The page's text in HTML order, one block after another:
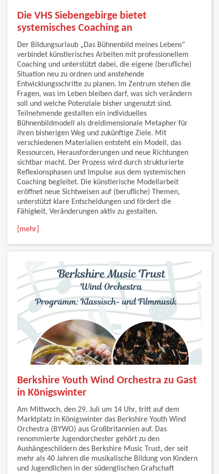
Die VHS Siebengebirge bietet
systemisches Coaching an
Der Bildungsurlaub „Das Bühnenbild meines Lebens“
verbindet künstlerisches Arbeiten mit professionellem
Coaching und unterstützt dabei, die eigene (berufliche)
Situation neu zu ordnen und anstehende
Entwicklungsschritte zu planen. Im Zentrum stehen die
Fragen, was im Leben bleiben darf, was sich verändern
soll und welche Potenziale bisher ungenutzt sind.
Teilnehmende gestalten ein individuelles
Bühnenbildmodell als dreidimensionale Metapher für
ihren bisherigen Weg und zukünftige Ziele. Mit
verschiedenen Materialien entsteht ein Modell, das
Ressourcen, Herausforderungen und neue Richtungen
sichtbar macht. Der Prozess wird durch strukturierte
Reflexionsphasen und Impulse aus dem systemischen
Coaching begleitet. Die künstlerische Modellarbeit
eröffnet neue Sichtweisen auf (berufliche) Themen,
unterstützt klare Entscheidungen und fördert die
Fähigkeit, Veränderungen aktiv zu gestalten.
[mehr]
Berkshire Youth Wind Orchestra zu Gast
in Königswinter
Am Mittwoch, den 29. Juli um 14 Uhr, tritt auf dem
Marktplatz in Königswinter das Berkshire Youth Wind
Orchestra (BYWO) aus Großbritannien auf. Das
renommierte Jugendorchester gehört zu den
Aushängeschildern des Berkshire Music Trust, der seit
mehr als 40 Jahren die musikalische Bildung von Kindern
und Jugendlichen in der südenglischen Grafschaft